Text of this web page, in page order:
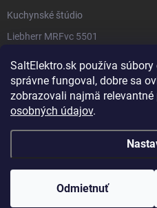
SaltElektro.sk používa
správne fungoval, dobre sa
zobrazovali najmä relevantné
osobných údajov.
Odmietnuť
Kuchynské štúdio
Liebherr MRFvc 5501
Spotrebiče Miele
Biela technika
Copyright 2026SALT ELEKTRO.